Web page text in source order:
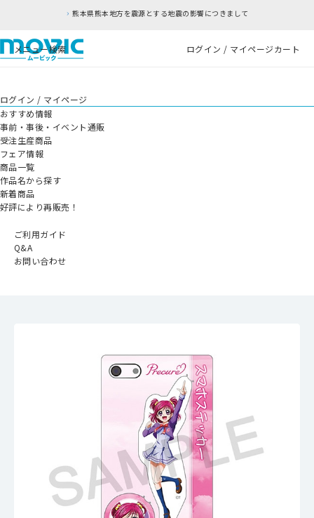
本県熊本地方を震源とする地震の影響につきまして
メニュー検索 ログイン / マイページカート
ログイン / マイページ
おすすめ情報
事前・事後・イベント通販
受注生産商品
フェア情報
商品一覧
作品名から探す
新着商品
好評により再販売！
ご利用ガイド
Q&A
お問い合わせ